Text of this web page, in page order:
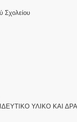
Σχολείου
ΥΛΙΚΟ ΚΑΙ